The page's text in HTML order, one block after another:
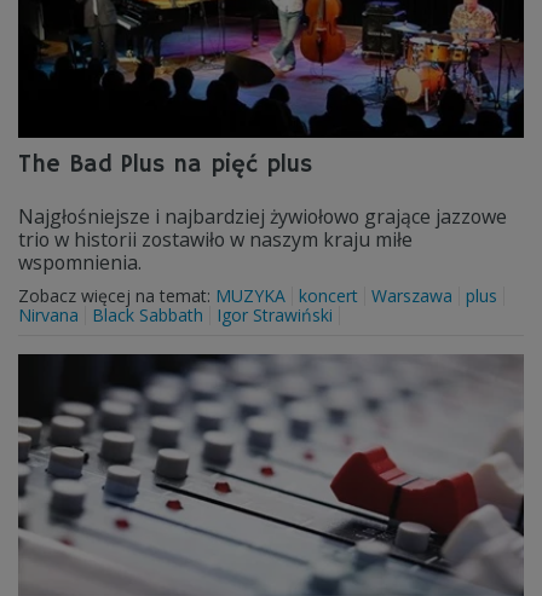
The Bad Plus na pięć plus
Najgłośniejsze i najbardziej żywiołowo grające jazzowe
trio w historii zostawiło w naszym kraju miłe
wspomnienia.
Zobacz więcej na temat: MUZYKA koncert Warszawa
plus
Nirvana
Black Sabbath Igor Strawiński